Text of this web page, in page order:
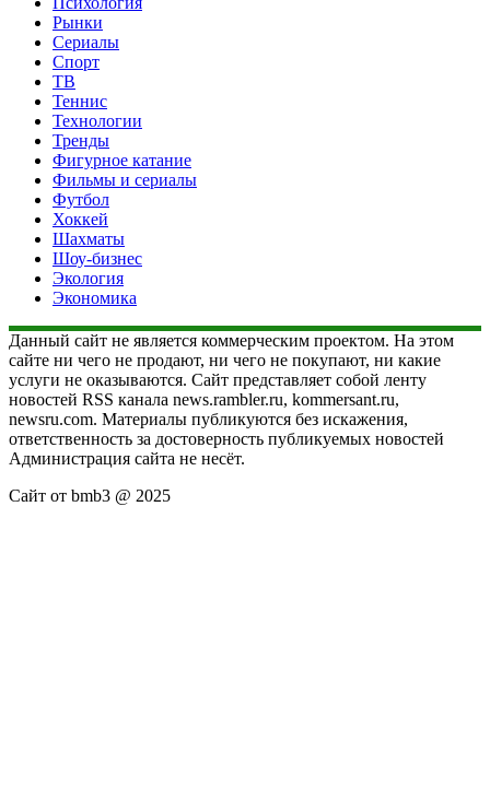
Рынки
Сериалы
Спорт
ТВ
Теннис
Технологии
Тренды
Фигурное катание
Фильмы и сериалы
Футбол
Хоккей
Шахматы
Шоу-бизнес
Экология
Экономика
Данный сайт не является коммерческим проектом. На этом
сайте ни чего не продают, ни чего не покупают, ни какие
услуги не оказываются. Сайт представляет собой ленту
новостей RSS канала news.rambler.ru, kommersant.ru,
newsru.com. Материалы публикуются без искажения,
ответственность за достоверность публикуемых новостей
Администрация сайта не несёт.
Сайт от bmb3 @ 2025